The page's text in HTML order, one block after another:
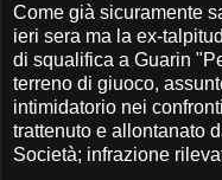
Come già sicuramente
ieri sera ma la ex-
di squalifica a Guarin
terreno di giuoco,
intimidatorio nei
trattenuto e allontanato
Società; infrazione